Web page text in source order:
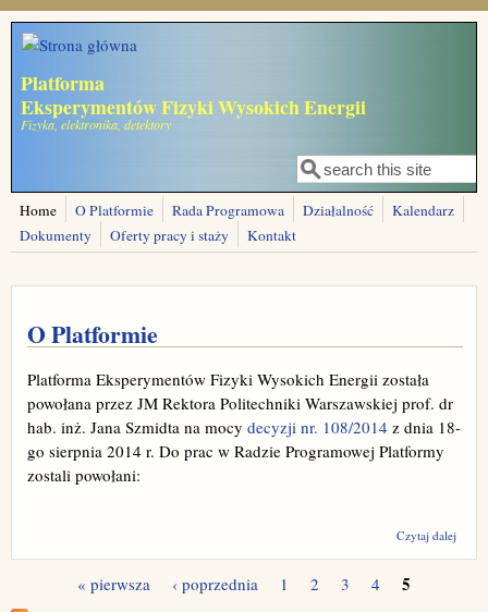
Przejdź do treści
Platforma
Eksperymentów Fizyki Wysokich Energii
Fizyka, elektronika, detektory
Formularz
wyszukiwania
Szukaj
Home O Platformie Rada Programowa Działalność
Kalendarz
Dokumenty
Oferty pracy i staży Kontakt
O Platformie
Platforma Eksperymentów Fizyki Wysokich Energii została
powołana przez JM Rektora Politechniki Warszawskiej prof. dr
hab. inż. Jana Szmidta na mocy decyzji nr. 108/2014 z dnia 18-
go sierpnia 2014 r. Do prac w Radzie Programowej Platformy
zostali powołani:
Czytaj dalej
Strony
« pierwsza ‹ poprzednia 1 2 3 4 5